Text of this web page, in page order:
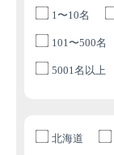
1〜10名
101〜500名
5001名以上
北海道